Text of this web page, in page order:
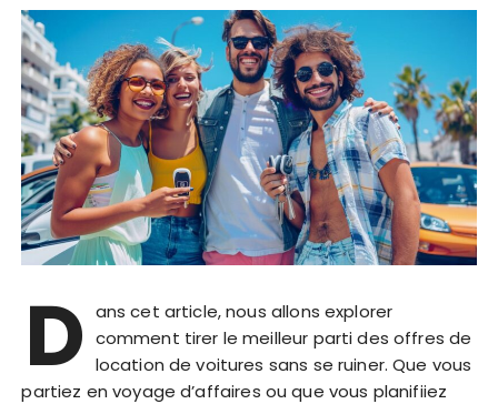
D ans cet article, nous allons explorer
comment tirer le meilleur parti des offres de
location de voitures sans se ruiner. Que vous
partiez en voyage d’affaires ou que vous planifiiez